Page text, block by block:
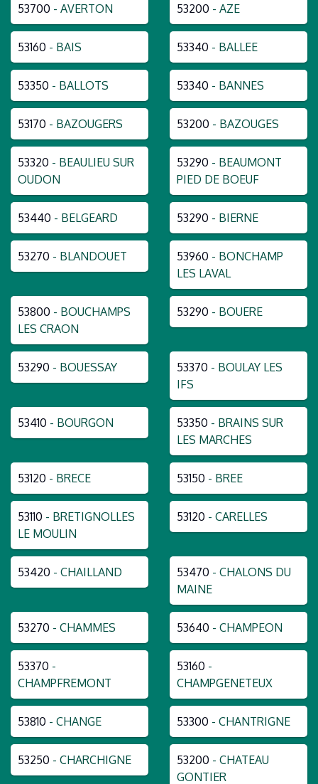
53700 - AVERTON 53200 - AZE
53160 - BAIS 53340 - BALLEE
53350 - BALLOTS 53340 - BANNES
53170 - BAZOUGERS 53200 - BAZOUGES
53320 - BEAULIEU SUR
OUDON
53290 - BEAUMONT
PIED DE BOEUF
53440 - BELGEARD 53290 - BIERNE
53270 - BLANDOUET 53960 - BONCHAMP
LES LAVAL
53800 - BOUCHAMPS
LES CRAON
53290 - BOUERE
53290 - BOUESSAY 53370 - BOULAY LES
IFS
53410 - BOURGON 53350 - BRAINS SUR
LES MARCHES
53120 - BRECE 53150 - BREE
53110 - BRETIGNOLLES
LE MOULIN
53120 - CARELLES
53420 - CHAILLAND 53470 - CHALONS DU
MAINE
53270 - CHAMMES 53640 - CHAMPEON
53370 -
CHAMPFREMONT
53160 -
CHAMPGENETEUX
53810 - CHANGE 53300 - CHANTRIGNE
53250 - CHARCHIGNE 53200 - CHATEAU
GONTIER